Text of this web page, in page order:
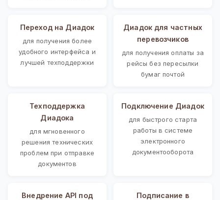
Переход на Диадок
для получения более
удобного интерфейса и
лучшей техподдержки
Диадок для частных
перевозчиков
для получения оплаты за
рейсы без пересылки
бумаг почтой
Техподдержка
Диадока
для мгновенного
решения технических
проблем при отправке
документов
Подключение Диадок
для быстрого старта
работы в системе
электронного
документооборота
Внедрение API под
Подписание в